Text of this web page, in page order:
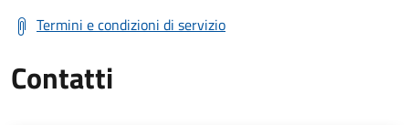
Termini e condizioni di servizio
Contatti